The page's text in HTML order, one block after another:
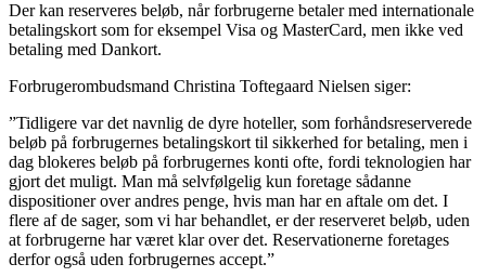
Der kan reserveres beløb, når forbrugerne betaler med internationale
betalingskort som for eksempel Visa og MasterCard, men ikke ved
betaling med Dankort.
Forbrugerombudsmand Christina Toftegaard Nielsen siger:
”Tidligere var det navnlig de dyre hoteller, som forhåndsreserverede
beløb på forbrugernes betalingskort til sikkerhed for betaling, men i
dag blokeres beløb på forbrugernes konti ofte, fordi teknologien har
gjort det muligt. Man må selvfølgelig kun foretage sådanne
dispositioner over andres penge, hvis man har en aftale om det. I
flere af de sager, som vi har behandlet, er der reserveret beløb, uden
at forbrugerne har været klar over det. Reservationerne foretages
derfor også uden forbrugernes accept.”